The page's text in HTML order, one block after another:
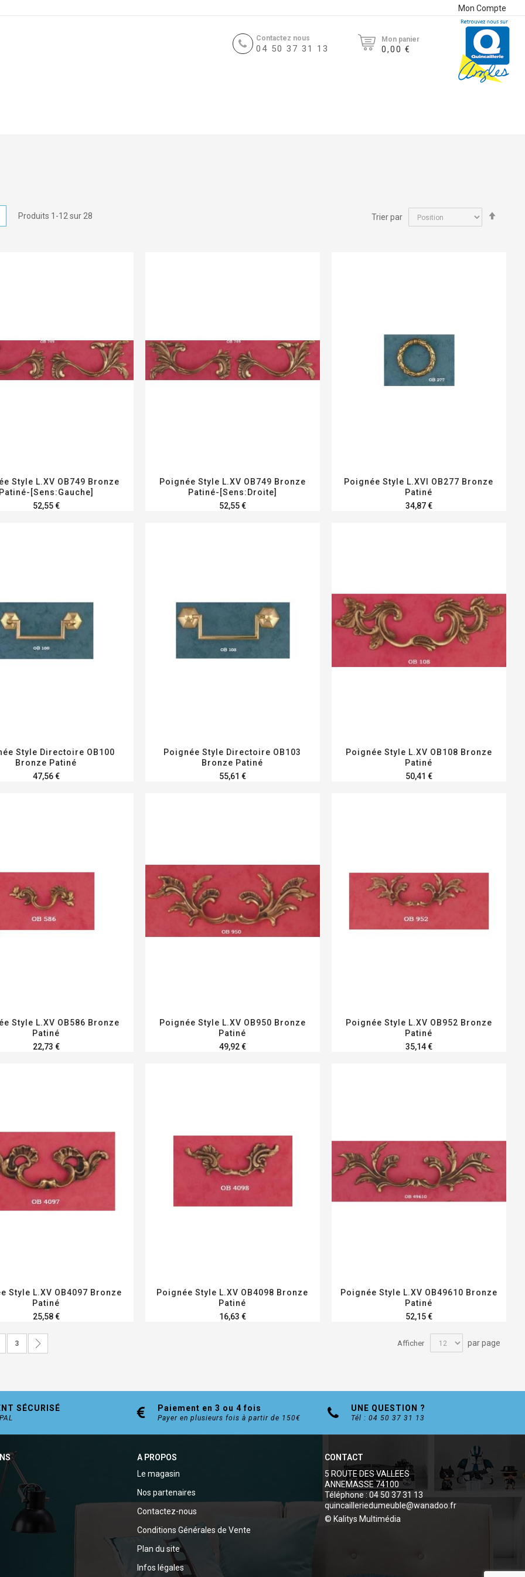
Mon Compte
Contactez nous
04 50 37 31 13
Mon panier
0,00 €
ListeProduits 1 -12sur28 Trier par
Style L.XV OB749 Bronze
[Sens:Gauche]
52,55 €
Poignée Style L.XV OB749 Bronze
Patiné-[Sens:Droite]
52,55 €
Poignée Style L.XVI OB277 Bronze
Patiné
34,87 €
Style Directoire OB100
Bronze Patiné
47,56 €
Poignée Style Directoire OB103
Bronze Patiné
55,61 €
Poignée Style L.XV OB108 Bronze
Patiné
50,41 €
Style L.XV OB586 Bronze
Patiné
22,73 €
Poignée Style L.XV OB950 Bronze
Patiné
49,92 €
Poignée Style L.XV OB952 Bronze
Patiné
35,14 €
Style L.XV OB4097 Bronze
Patiné
25,58 €
Poignée Style L.XV OB4098 Bronze
Patiné
16,63 €
Poignée Style L.XV OB49610 Bronze
Patiné
52,15 €
actuellement la page
Page
3 Afficher par page
SÉCURISÉ Paiement en 3 ou 4 fois
Payer en plusieurs fois à partir de 150€
UNE QUESTION ?
Tél : 04 50 37 31 13
A PROPOS
Le magasin
Nos partenaires
Contactez-nous
Conditions Générales de Vente
Plan du site
Infos légales
CONTACT
5 ROUTE DES VALLEES
ANNEMASSE 74100
Téléphone : 04 50 37 31 13
quincailleriedumeuble@wanadoo.fr
© Kalitys Multimédia